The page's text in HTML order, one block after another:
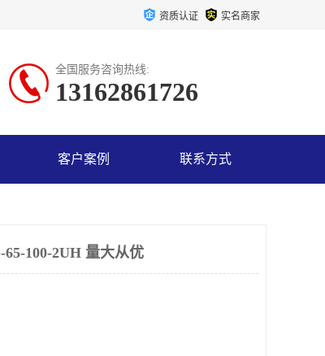
资质认证 实名商家
全国服务咨询热线:
13162861726
客户案例 联系方式
100-2UH 量大从优